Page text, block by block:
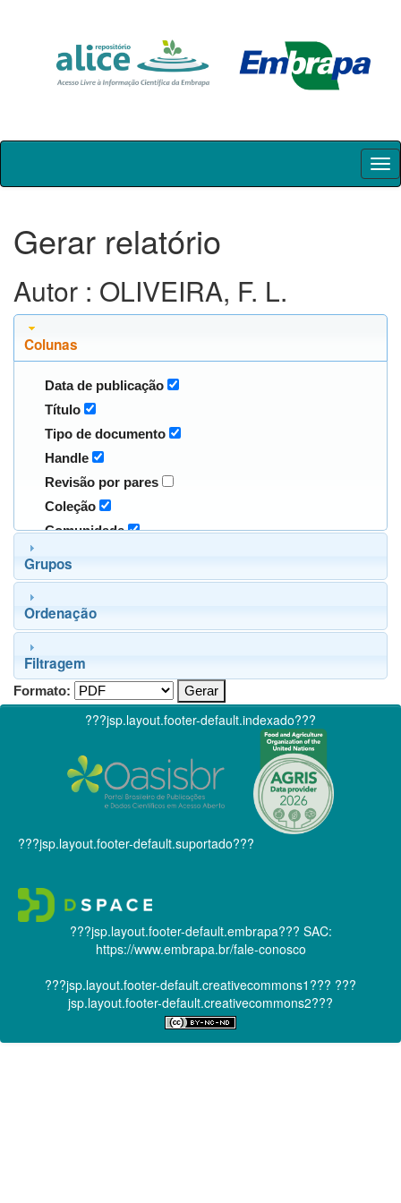
Skip
Gerar relatório
Autor : OLIVEIRA, F. L.
Colunas
Data de publicação
Título
Tipo de documento
Handle
Revisão por pares
Coleção
Comunidade
Grupos
Ordenação
Filtragem
Formato:
???jsp.layout.footer-default.indexado???
???jsp.layout.footer-default.suportado???
???jsp.layout.footer-default.embrapa??? SAC:
https://www.embrapa.br/fale-conosco
???jsp.layout.footer-default.creativecommons1??? ???
jsp.layout.footer-default.creativecommons2???